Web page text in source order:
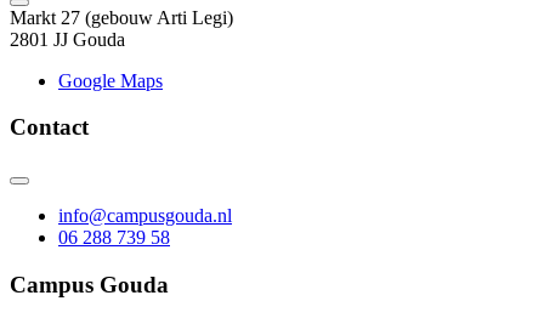
Markt 27 (gebouw Arti Legi)
2801 JJ Gouda
Google Maps
Contact
info@campusgouda.nl
06 288 739 58
Campus Gouda